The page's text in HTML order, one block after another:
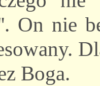
On nie
Boga.